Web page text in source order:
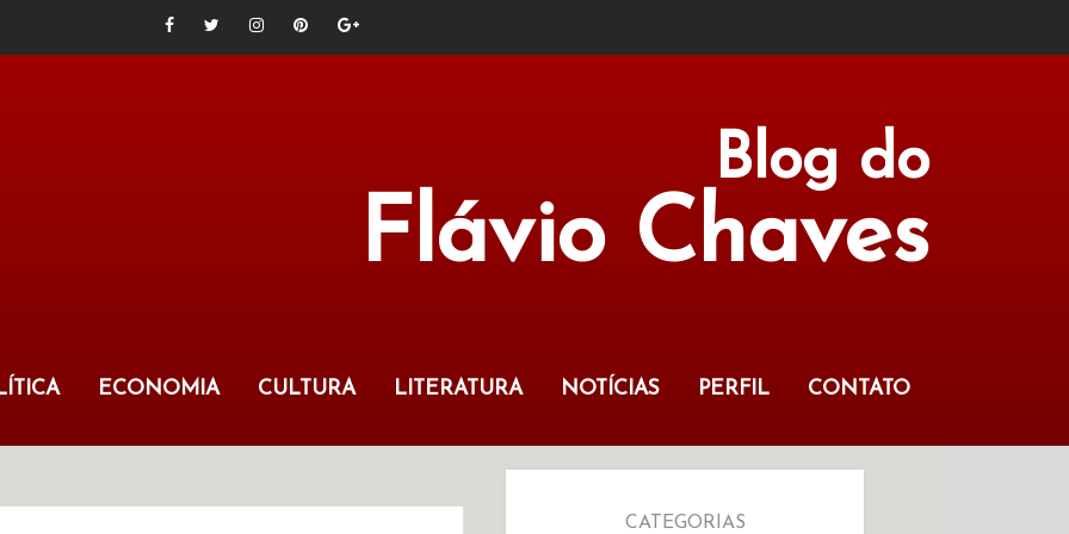
Blog do
Flávio Chaves
ECONOMIA CULTURA LITERATURA NOTÍCIAS PERFIL CONTATO
CATEGORIAS